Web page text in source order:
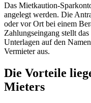
Das Mietkaution-
angelegt werden. Die
oder vor Ort bei einem
Zahlungseingang stellt
Unterlagen auf den
Vermieter aus.
Die Vorteile
Mieters